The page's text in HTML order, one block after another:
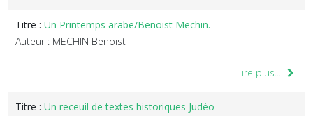
Titre : Un Printemps arabe/Benoist Mechin.
Auteur : MECHIN Benoist
Lire plus...
Titre : Un receuil de textes historiques Judéo-